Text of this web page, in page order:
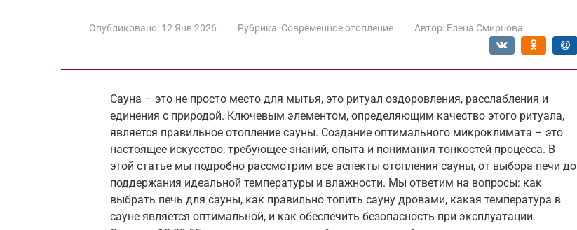
Опубликовано: 12 Янв 2026 Рубрика: Современное отопление Автор: Елена Смирнова
Сауна – это не просто место для мытья, это ритуал оздоровления, расслабления и
единения с природой. Ключевым элементом, определяющим качество этого ритуала,
является правильное отопление сауны. Создание оптимального микроклимата – это
настоящее искусство, требующее знаний, опыта и понимания тонкостей процесса. В
этой статье мы подробно рассмотрим все аспекты отопления сауны, от выбора печи до
поддержания идеальной температуры и влажности. Мы ответим на вопросы: как
выбрать печь для сауны, как правильно топить сауну дровами, какая температура в
сауне является оптимальной, и как обеспечить безопасность при эксплуатации.